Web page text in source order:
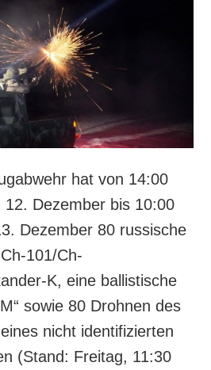
LEISTUNGEN
Abonnement
Fotobank
hat von 14:00
12. Dezember bis 10:00
Dezember 80 russische
101/Ch-
K, eine ballistische
sowie 80 Drohnen des
nicht identifizierten
(Stand: Freitag, 11:30